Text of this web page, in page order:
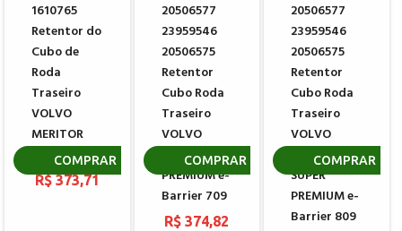
1610765
Retentor do
Cubo de
Roda
Traseiro
VOLVO
MERITOR
8065747
R$ 373,71
COMPRAR
20506577
23959546
20506575
Retentor
Cubo Roda
Traseiro
VOLVO
B270F
PREMIUM e-
Barrier 709
R$ 374,82
COMPRAR
20506577
23959546
20506575
Retentor
Cubo Roda
Traseiro
VOLVO
B270F
SUPER
PREMIUM e-
Barrier 809
COMPRAR